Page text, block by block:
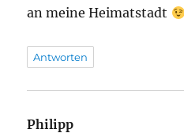
an meine Heimatstadt
Antworten
Philipp